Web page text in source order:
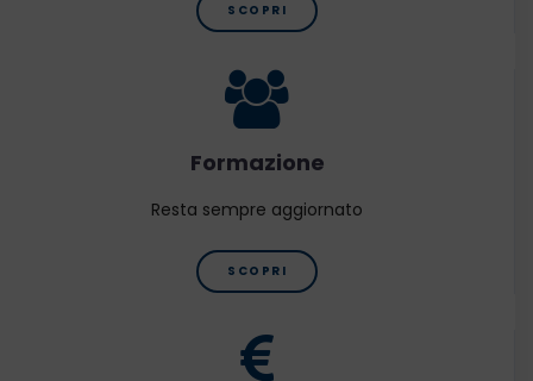
SCOPRI
Formazione
Resta sempre aggiornato
SCOPRI